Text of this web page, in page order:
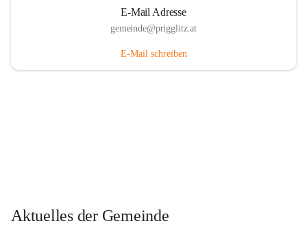
E-Mail Adresse
gemeinde@prigglitz.at
E-Mail schreiben
Aktuelles der Gemeinde